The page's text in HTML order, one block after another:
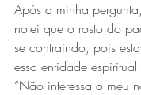
Após a minha
notei que o rosto do
se contraindo, pois
essa entidade espiritual.
“Não interessa o meu